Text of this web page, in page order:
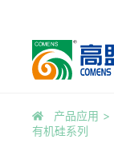
产品应用
有机硅系列